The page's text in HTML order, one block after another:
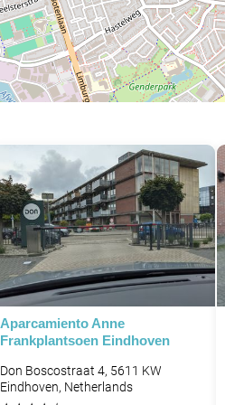
Aparcamiento Anne
Frankplantsoen Eindhoven
Don Boscostraat 4, 5611 KW
Eindhoven, Netherlands